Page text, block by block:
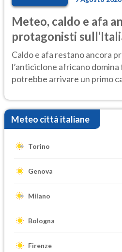
Meteo, caldo e afa
protagonisti
Caldo e afa restano ancora
l’anticiclone africano
potrebbe arrivare un primo
Meteo città italiane
Torino
Genova
Milano
Bologna
Firenze